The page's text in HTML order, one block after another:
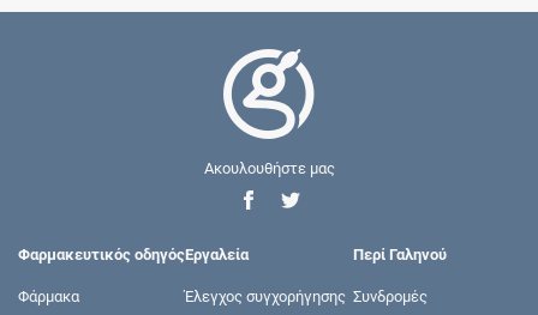
Ακουλουθήστε μας
Φαρμακευτικός οδηγός
Φάρμακα
Εργαλεία
Έλεγχος συγχορήγησης
Περί Γαληνού
Συνδρομές